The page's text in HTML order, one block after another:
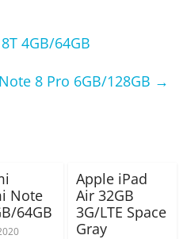
4GB/64GB
8 Pro 6GB/128GB →
Note
64GB
Apple iPad
Air 32GB
3G/LTE Space
Gray